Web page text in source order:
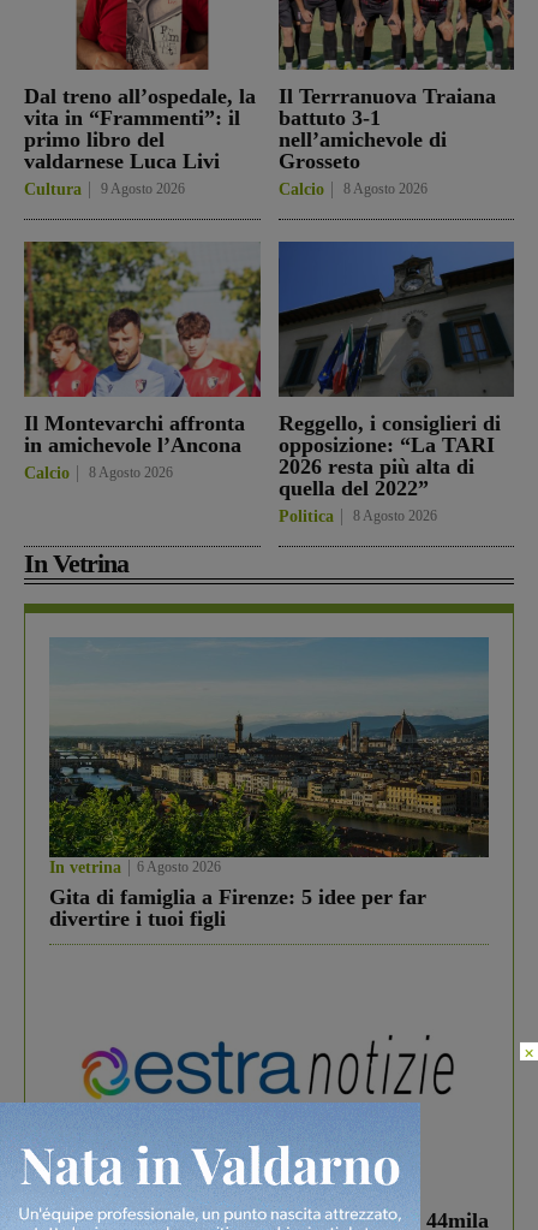
Dal treno all’ospedale, la
vita in “Frammenti”: il
primo libro del
valdarnese Luca Livi
Cultura 9 Agosto 2026
Il Terrranuova Traiana
battuto 3-1
nell’amichevole di
Grosseto
Calcio 8 Agosto 2026
Il Montevarchi affronta
in amichevole l’Ancona
Calcio 8 Agosto 2026
Reggello, i consiglieri di
opposizione: “La TARI
2026 resta più alta di
quella del 2022”
Politica 8 Agosto 2026
In Vetrina
In vetrina 6 Agosto 2026
Gita di famiglia a Firenze: 5 idee per far
divertire i tuoi figli
In vetrina 3 Agosto 2026
Estra Notizie agosto: Smart Cities, oltre 44mila
×